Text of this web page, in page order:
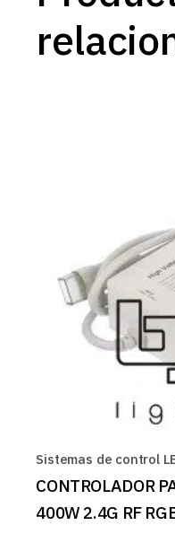
Sistemas de control
CONTROLADOR
400W 2.4G RF